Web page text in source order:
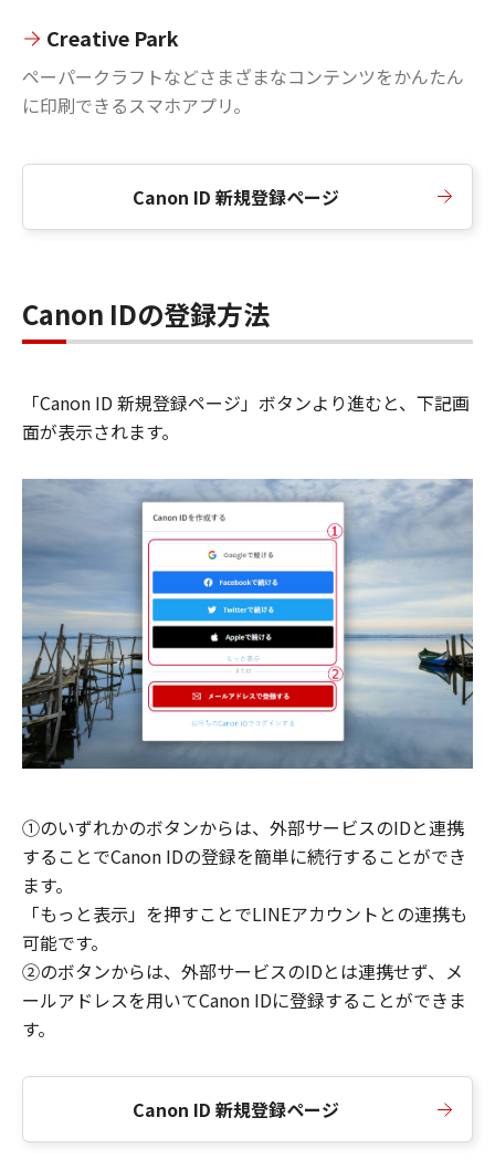
Creative Park
ペーパークラフトなどさまざまなコンテンツをかんたん
に印刷できるスマホアプリ。
Canon ID 新規登録ページ
Canon IDの登録方法
「Canon ID 新規登録ページ」ボタンより進むと、下記画
面が表示されます。
①のいずれかのボタンからは、外部サービスのIDと連携
することでCanon IDの登録を簡単に続行することができ
ます。
「もっと表示」を押すことでLINEアカウントとの連携も
可能です。
②のボタンからは、外部サービスのIDとは連携せず、メ
ールアドレスを用いてCanon IDに登録することができま
す。
Canon ID 新規登録ページ